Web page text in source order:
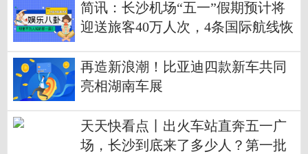
简讯：长沙机场“五一”假期预计将
迎送旅客40万人次，4条国际航线恢
再造新浪潮！比亚迪四款新车共同
亮相湖南车展
天天快看点丨出火车站直奔五一广
场，长沙到底来了多少人？第一批